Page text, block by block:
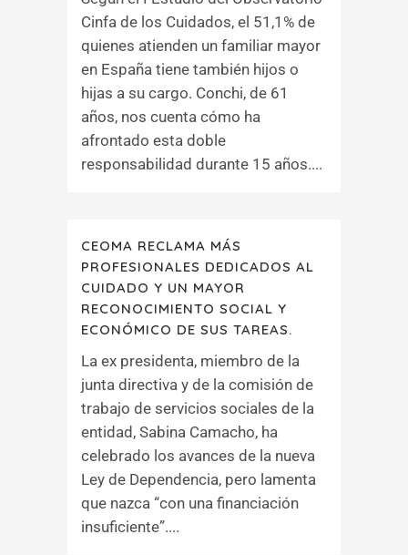
Cinfa de los Cuidados, el 51,1% de
quienes atienden un familiar mayor
en España tiene también hijos o
hijas a su cargo. Conchi, de 61
años, nos cuenta cómo ha
afrontado esta doble
responsabilidad durante 15 años....
CEOMA RECLAMA MÁS
PROFESIONALES DEDICADOS AL
CUIDADO Y UN MAYOR
RECONOCIMIENTO SOCIAL Y
ECONÓMICO DE SUS TAREAS.
La ex presidenta, miembro de la
junta directiva y de la comisión de
trabajo de servicios sociales de la
entidad, Sabina Camacho, ha
celebrado los avances de la nueva
Ley de Dependencia, pero lamenta
que nazca “con una financiación
insuficiente”....